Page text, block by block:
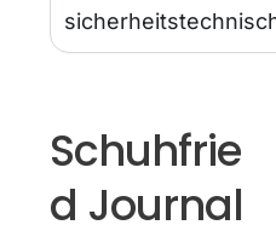
Schuhfrie
d Journal